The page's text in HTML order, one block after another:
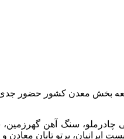
بخش معدن کشور حضور
چادرملو، سنگ آهن
ایرانیان، پرتو تابان